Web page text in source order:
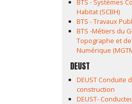
BTS - Systèmes
Habitat (SCBH)
BTS - Travaux
BTS -Métiers du
Topographe et
Numérique
DEUST
DEUST Conduite
construction
DEUST-